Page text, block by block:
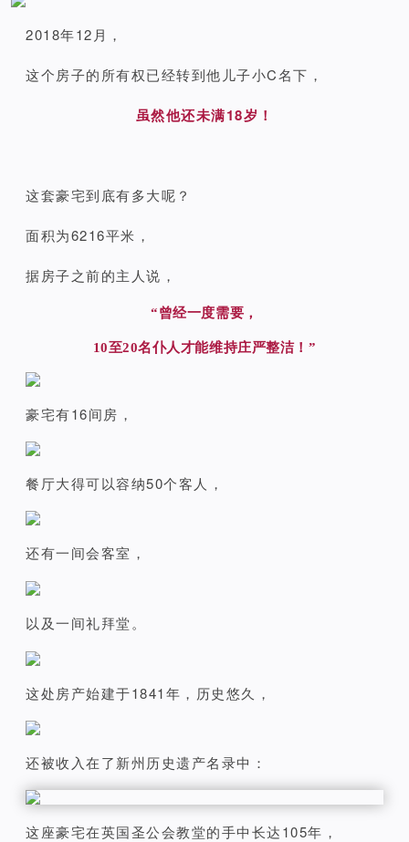
2018年12月，
这个房子的所有权已经转到他儿子小C名下，
虽然他还未满18岁！
这套豪宅到底有多大呢？
面积为6216平米，
据房子之前的主人说，
“曾经一度需要，
10至20名仆人才能维持庄严整洁！”
豪宅有16间房，
餐厅大得可以容纳50个客人，
还有一间会客室，
以及一间礼拜堂。
这处房产始建于1841年，历史悠久，
还被收入在了新州历史遗产名录中：
这座豪宅在英国圣公会教堂的手中长达105年，